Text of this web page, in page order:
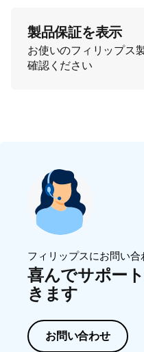
製品保証を表示
お使いのフィリップス
確認ください
フィリップスにお問い合
喜んでサポー
きます
お問い合わせ